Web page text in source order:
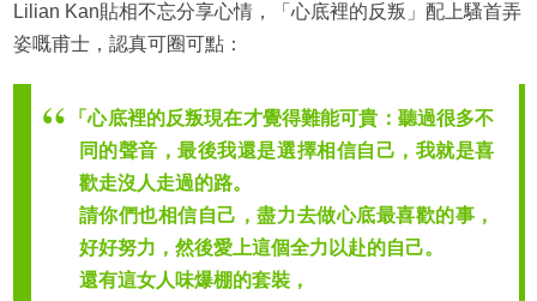
Lilian Kan貼相不忘分享心情，「心底裡的反叛」配上騷首弄
姿嘅甫士，認真可圈可點：
「心底裡的反叛現在才覺得難能可貴：聽過很多不
同的聲音，最後我還是選擇相信自己，我就是喜
歡走沒人走過的路。
請你們也相信自己，盡力去做心底最喜歡的事，
好好努力，然後愛上這個全力以赴的自己。
還有這女人味爆棚的套裝，